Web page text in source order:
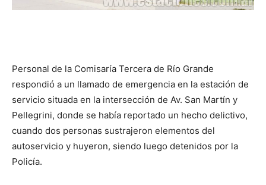
Personal de la Comisaría Tercera de Río Grande
respondió a un llamado de emergencia en la estación de
servicio situada en la intersección de Av. San Martín y
Pellegrini, donde se había reportado un hecho delictivo,
cuando dos personas sustrajeron elementos del
autoservicio y huyeron, siendo luego detenidos por la
Policía.